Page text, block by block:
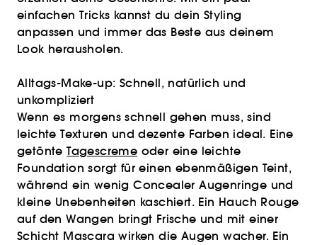
einfachen Tricks kannst du dein Styling
anpassen und immer das Beste aus deinem
Look herausholen.
Alltags-Make-up: Schnell, natürlich und
unkompliziert
Wenn es morgens schnell gehen muss, sind
leichte Texturen und dezente Farben ideal. Eine
getönteTagescreme oder eine leichte
Foundation sorgt für einen ebenmäßigen Teint,
während ein wenig Concealer Augenringe und
kleine Unebenheiten kaschiert. Ein Hauch Rouge
auf den Wangen bringt Frische und mit einer
Schicht Mascara wirken die Augen wacher. Ein